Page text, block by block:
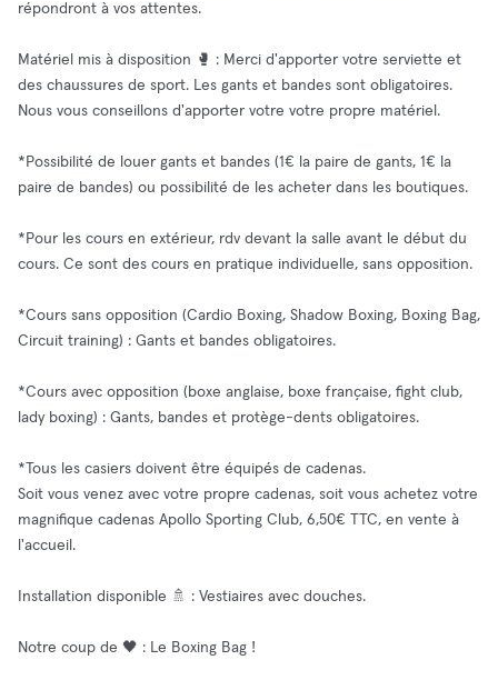
répondront à vos attentes.
Matériel mis à disposition 🥊 : Merci d'apporter votre serviette et
des chaussures de sport. Les gants et bandes sont obligatoires.
Nous vous conseillons d'apporter votre votre propre matériel.
*Possibilité de louer gants et bandes (1€ la paire de gants, 1€ la
paire de bandes) ou possibilité de les acheter dans les boutiques.
*Pour les cours en extérieur, rdv devant la salle avant le début du
cours. Ce sont des cours en pratique individuelle, sans opposition.
*Cours sans opposition (Cardio Boxing, Shadow Boxing, Boxing Bag,
Circuit training) : Gants et bandes obligatoires.
*Cours avec opposition (boxe anglaise, boxe française, fight club,
lady boxing) : Gants, bandes et protège-dents obligatoires.
*Tous les casiers doivent être équipés de cadenas.
Soit vous venez avec votre propre cadenas, soit vous achetez votre
magnifique cadenas Apollo Sporting Club, 6,50€ TTC, en vente à
l'accueil.
Installation disponible 🚿 : Vestiaires avec douches.
Notre coup de 🖤 : Le Boxing Bag !